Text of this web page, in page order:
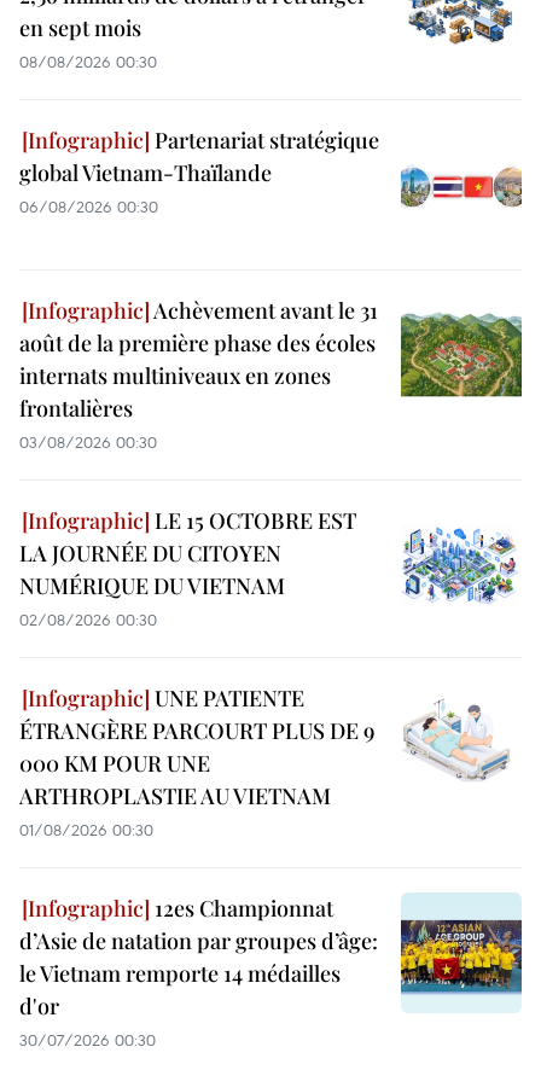
en sept mois
08/08/2026 00:30
Partenariat stratégique
global Vietnam-Thaïlande
06/08/2026 00:30
Achèvement avant le 31
août de la première phase des écoles
internats multiniveaux en zones
frontalières
03/08/2026 00:30
LE 15 OCTOBRE EST
LA JOURNÉE DU CITOYEN
NUMÉRIQUE DU VIETNAM
02/08/2026 00:30
UNE PATIENTE
ÉTRANGÈRE PARCOURT PLUS DE 9
000 KM POUR UNE
ARTHROPLASTIE AU VIETNAM
01/08/2026 00:30
12es Championnat
d’Asie de natation par groupes d’âge:
le Vietnam remporte 14 médailles
d'or
30/07/2026 00:30